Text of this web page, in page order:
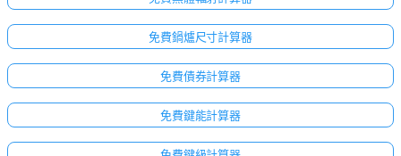
免費鍋爐尺寸計算器
免費債券計算器
免費鍵能計算器